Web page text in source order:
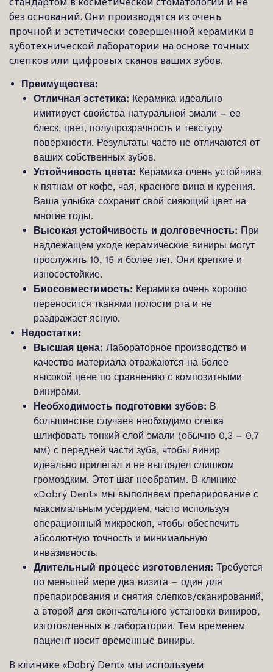
без оснований. Они производятся из очень
прочной и эстетически совершенной керамики в
зуботехнической лаборатории на основе точных
слепков или цифровых сканов ваших зубов.
Преимущества:
Отличная эстетика: Керамика идеально
имитирует свойства натуральной эмали – ее
блеск, цвет, полупрозрачность и текстуру
поверхности. Результаты часто не отличаются от
ваших собственных зубов.
Устойчивость цвета: Керамика очень устойчива
к пятнам от кофе, чая, красного вина и курения.
Ваша улыбка сохранит свой сияющий цвет на
многие годы.
Высокая устойчивость и долговечность: При
надлежащем уходе керамические виниры могут
прослужить 10, 15 и более лет. Они крепкие и
износостойкие.
Биосовместимость: Керамика очень хорошо
переносится тканями полости рта и не
раздражает ясную.
Недостатки:
Высшая цена: Лабораторное производство и
качество материала отражаются на более
высокой цене по сравнению с композитными
винирами.
Необходимость подготовки зубов: В
большинстве случаев необходимо слегка
шлифовать тонкий слой эмали (обычно 0,3 – 0,7
мм) с передней части зуба, чтобы винир
идеально прилегал и не выглядел слишком
громоздким. Этот шаг необратим. В клинике
«Dobrý Dent» мы выполняем препарирование с
максимальным усердием, часто используя
операционный микроскоп, чтобы обеспечить
абсолютную точность и минимальную
инвазивность.
Длительный процесс изготовления: Требуется
по меньшей мере два визита – один для
препарирования и снятия слепков/сканирований,
а второй для окончательного установки виниров,
изготовленных в лаборатории. Тем временем
пациент носит временные виниры.
В клинике «Dobrý Dent» мы используем